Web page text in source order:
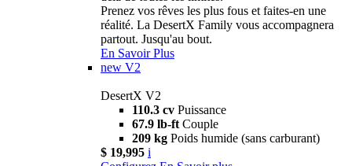
Prenez vos rêves les plus fous et faites-en une
réalité. La DesertX Family vous accompagnera
partout. Jusqu'au bout.
En Savoir Plus
new V2
DesertX V2
110.3 cv Puissance
67.9 lb-ft Couple
209 kg Poids humide (sans carburant)
$ 19,995 i